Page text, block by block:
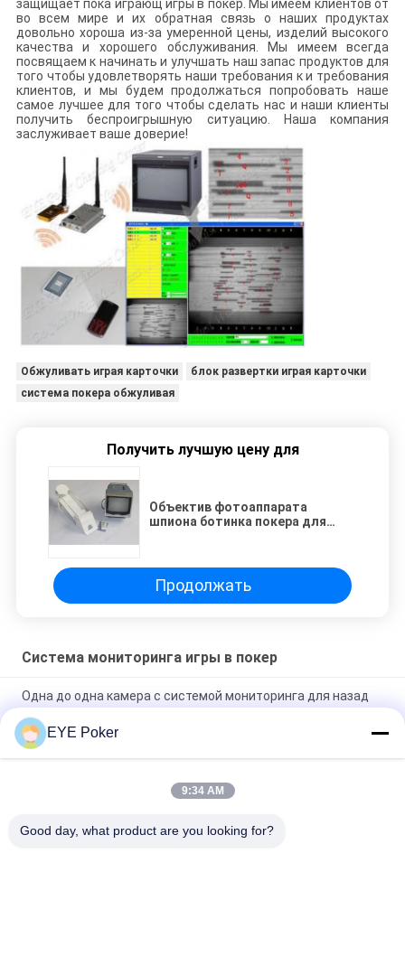
защищает пока играющ игры в покер. Мы имеем клиентов от
во всем мире и их обратная связь о наших продуктах
довольно хороша из-за умеренной цены, изделий высокого
качества и хорошего обслуживания. Мы имеем всегда
посвящаем к начинать и улучшать наш запас продуктов для
того чтобы удовлетворять наши требования к и требования
клиентов, и мы будем продолжаться попробовать наше
самое лучшее для того чтобы сделать нас и наши клиенты
получить беспроигрышную ситуацию. Наша компания
заслуживает ваше доверие!
Обжуливать играя карточки
блок развертки играя карточки
система покера обжуливая
Получить лучшую цену для
Объектив фотоаппарата
шпиона ботинка покера для
Продолжать
Система мониторинга игры в покер
Одна до одна камера с системой мониторинга для назад
отмеченных карт
Система мониторинга игры в покер шеи футболки не
позднее 50 см просматривая расстояние
Система мониторинга игры в покер системы таблицы
EYE Poker
9:34 AM
Good day, what product are you looking for?